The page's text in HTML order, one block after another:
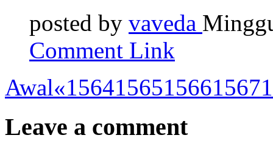
posted by vaveda
Comment Link
Awal«1564156515661567
Leave a comment